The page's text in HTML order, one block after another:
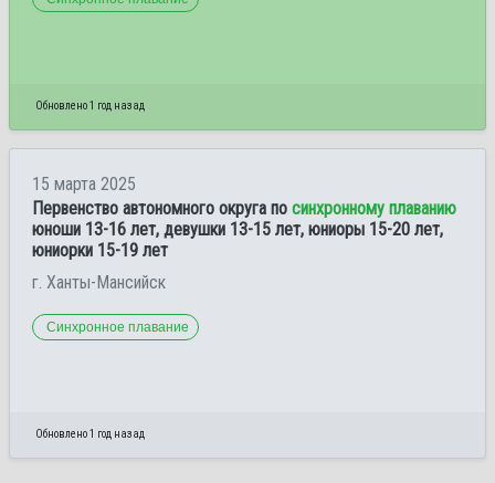
Обновлено 1 год назад
15 марта 2025
Первенство автономного округа по синхронному плаванию
юноши 13-16 лет, девушки 13-15 лет, юниоры 15-20 лет,
юниорки 15-19 лет
г. Ханты-Мансийск
Синхронное плавание
Обновлено 1 год назад